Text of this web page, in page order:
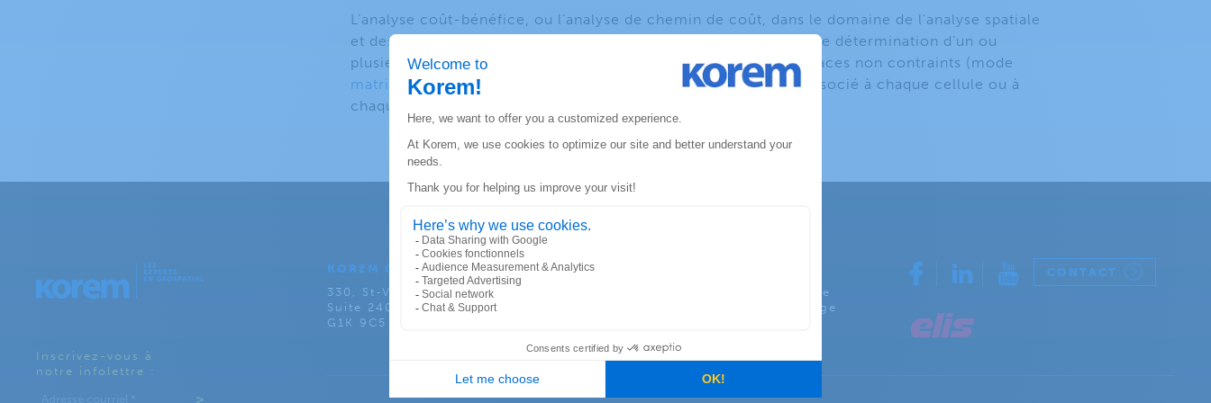
L’analyse coût-bénéfice, ou l’analyse de chemin de coût, dans le domaine de l’analyse spatiale
et des systèmes d’information géographique, est une méthode de détermination d’un ou
plusieurs itinéraires de déplacement optimaux à travers des espaces non contraints (mode
matriciel) ou contraints (mode
). Un coût (poids) est associé à chaque cellule ou à
chaque entité du réseau.
Inscrivez-vous à
notre infolettre :
KOREM CANADA
330, St-Vallier Est
Suite 240, Québec, QC
G1K 9C5
6312 S. Fiddler’s Green Circle
Suite 300E, Greenwood Village
CONTACT